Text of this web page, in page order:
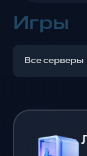
Игры
Все серверы